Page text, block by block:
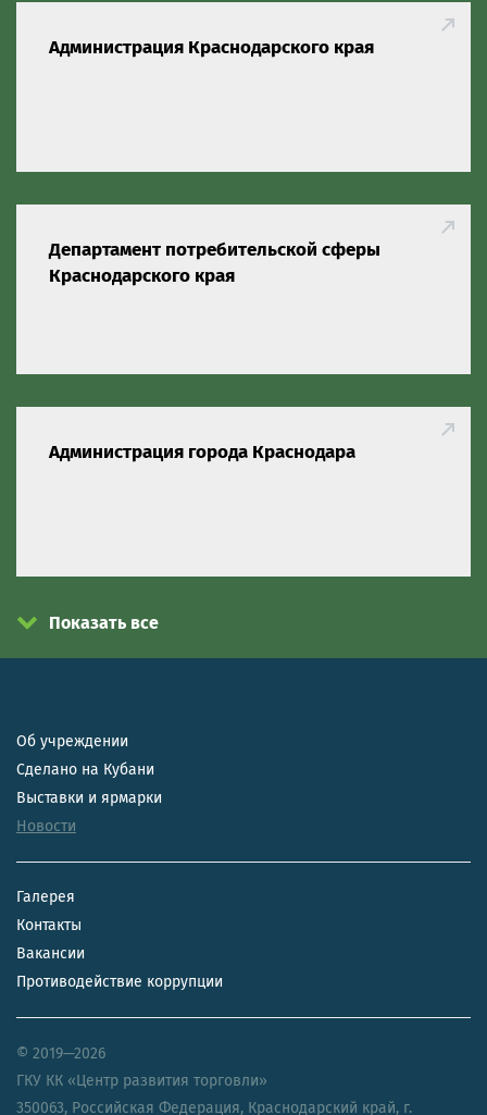
Администрация Краснодарского края
Департамент потребительской сферы
Краснодарского края
Администрация города Краснодара
Показать все
Об учреждении
Сделано на Кубани
Выставки и ярмарки
Новости
Галерея
Контакты
Вакансии
Противодействие коррупции
© 2019—2026
ГКУ КК «Центр развития торговли»
350063, Российская Федерация, Краснодарский край, г.